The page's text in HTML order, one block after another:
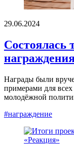
29.06.2024
Состоялась
Награды были
примерами для
молодёжной
#награждение